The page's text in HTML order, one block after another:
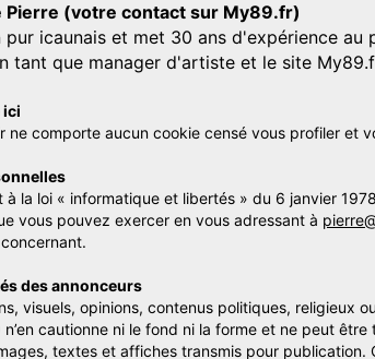
Pierre (votre contact sur My89.fr)
pur icaunais et met 30 ans d'expérience
tant que manager d'artiste et le site
ici
ne comporte aucun cookie censé vous profiler et
à la loi « informatique et libertés » du 6 janvier
vous pouvez exercer en vous adressant à
des annonceurs
visuels, opinions, contenus politiques, religieux
cautionne ni le fond ni la forme et ne peut
textes et affiches transmis pour publication.